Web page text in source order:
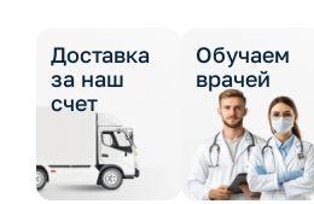
Доставка
за наш
счет
Обучаем
врачей